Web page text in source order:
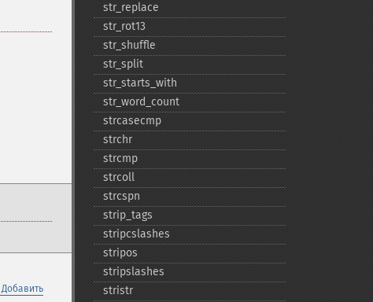
Добавить
str_​replace
str_​rot13
str_​shuffle
str_​split
str_​starts_​with
str_​word_​count
strcasecmp
strchr
strcmp
strcoll
strcspn
strip_​tags
stripcslashes
stripos
stripslashes
stristr